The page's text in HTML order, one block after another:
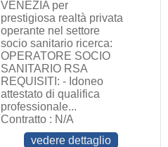
VENEZIA per
prestigiosa realtà privata
operante nel settore
socio sanitario ricerca:
OPERATORE SOCIO
SANITARIO RSA
REQUISITI: - Idoneo
attestato di qualifica
professionale...
Contratto : N/A
vedere dettaglio